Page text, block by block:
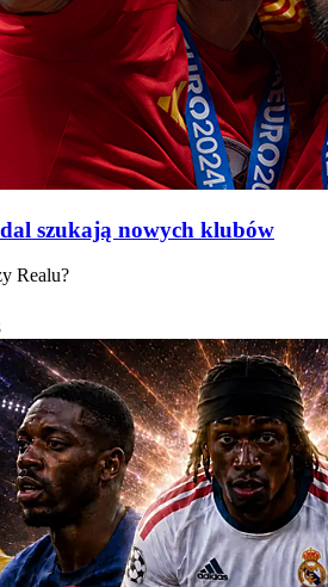
szukają nowych klubów
Realu?